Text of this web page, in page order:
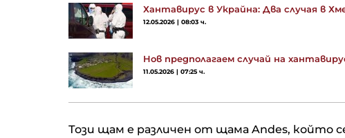
Хантавирус в Украйна: Два случая в
12.05.2026 | 08:03 ч.
Нов предполагаем случай на
11.05.2026 | 07:25 ч.
Този щам е различен от щама Andes, който